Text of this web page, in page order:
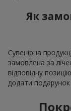
Як
Сувенірна
замовлена за
відповідну
додати подарунок